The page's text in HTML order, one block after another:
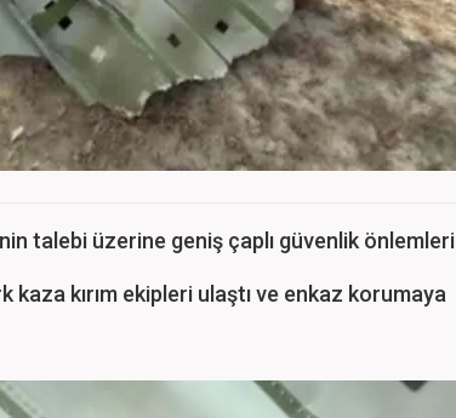
talebi üzerine geniş çaplı güvenlik önlemleri
kaza kırım ekipleri ulaştı ve enkaz korumaya